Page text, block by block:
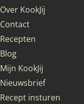
Over KookJij
Contact
Recepten
Blog
Mijn KookJij
Nieuwsbrief
Recept insturen